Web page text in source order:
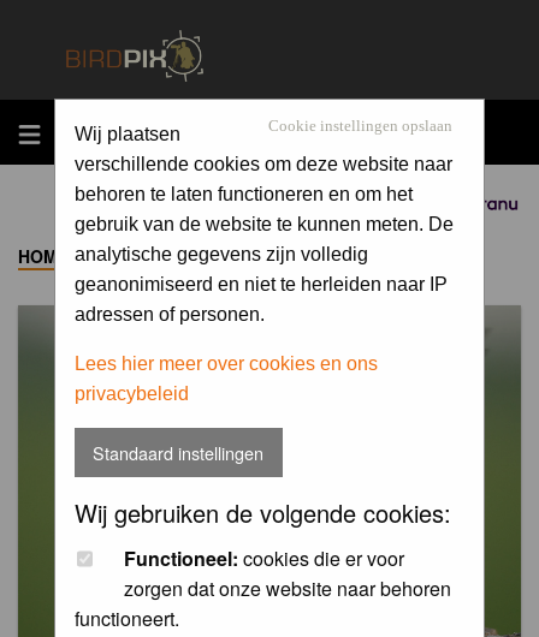
MENU
Sponsored by
Cookie instellingen opslaan
Wij plaatsen
verschillende cookies om deze website naar
behoren te laten functioneren en om het
gebruik van de website te kunnen meten. De
analytische gegevens zijn volledig
geanonimiseerd en niet te herleiden naar IP
adressen of personen.
Lees hier meer over cookies en ons
privacybeleid
Standaard instellingen
Wij gebruiken de volgende cookies:
Functioneel: cookies die er voor
zorgen dat onze website naar behoren
functioneert.
HOME ->ALBUM